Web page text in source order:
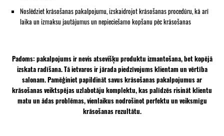
Noslēdziet krāsošanas pakalpojumu, izskaidrojot krāsošanas procedūru, kā arī
laika un izmaksu jautājumus un nepieciešamo kopšanu pēc krāsošanas
Padoms: pakalpojums ir nevis atsevišķu produktu izmantošana, bet kopējā
izskata radīšana. Tā ietvaros ir jārada piedzīvojums klientam un vērtība
salonam. Pamēģiniet papildināt savus krāsošanas pakalpojumus ar
krāsošanas veiktspējas uzlabotāju komplektu, kas palīdzēs risināt klientu
matu un ādas problēmas, vienlaikus nodrošinot perfektu un veiksmīgu
krāsošanas rezultātu.